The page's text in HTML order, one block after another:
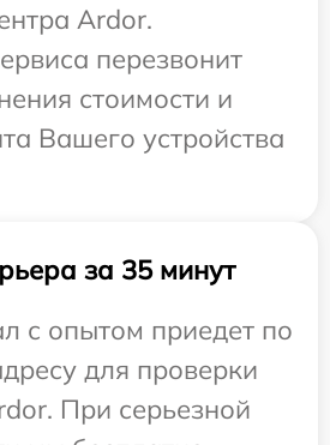
Ardor.
перезвонит
стоимости и
Вашего устройства
за 35 минут
с опытом приедет по
для проверки
При серьезной